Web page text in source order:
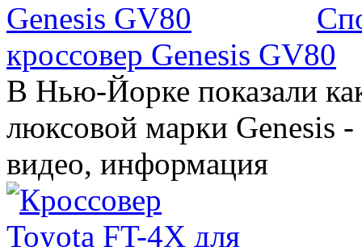
кроссовер Genesis GV80
В Нью-Йорке показали
люксовой марки Genesis
видео, информация